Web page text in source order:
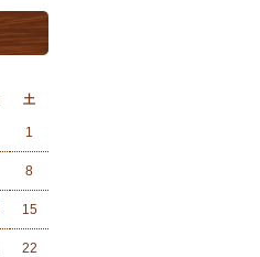
土
1
8
15
22